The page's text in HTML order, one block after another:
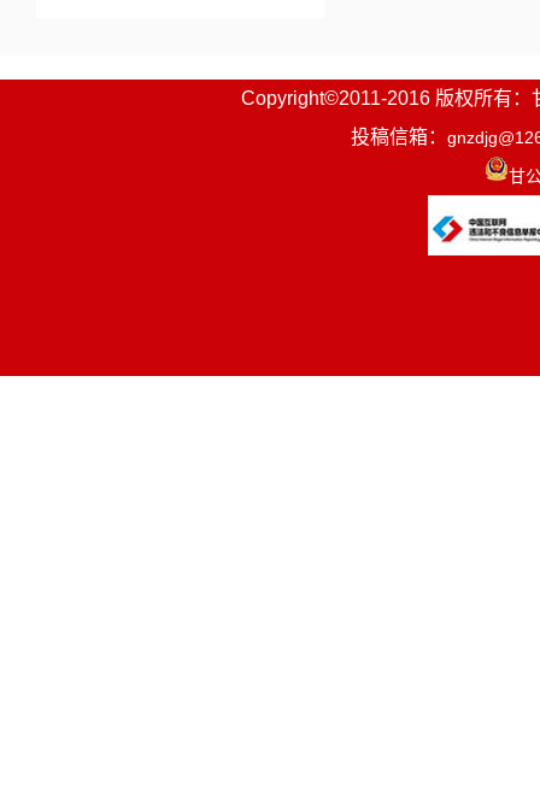
Copyright©2011-2016 版权所有：
投稿信箱：
甘